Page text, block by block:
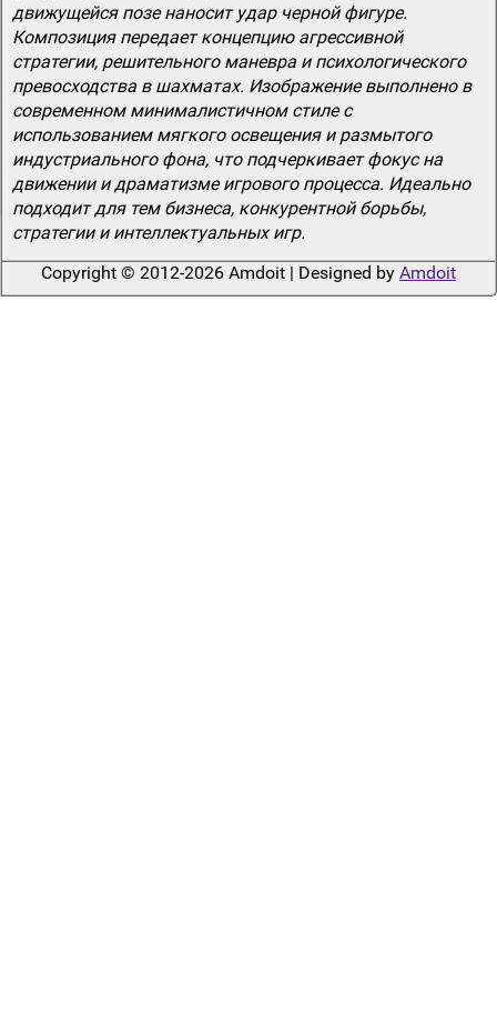
движущейся позе наносит удар черной фигуре.
Композиция передает концепцию агрессивной
стратегии, решительного маневра и психологического
превосходства в шахматах. Изображение выполнено в
современном минималистичном стиле с
использованием мягкого освещения и размытого
индустриального фона, что подчеркивает фокус на
движении и драматизме игрового процесса. Идеально
подходит для тем бизнеса, конкурентной борьбы,
стратегии и интеллектуальных игр.
Copyright © 2012-2026 Amdoit | Designed by Amdoit